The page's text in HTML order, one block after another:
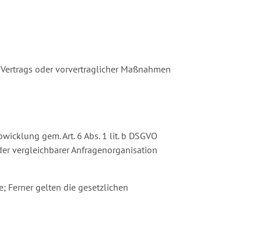
oder vorvertraglicher Maßnahmen
gem. Art. 6 Abs. 1 lit. b DSGVO
vergleichbarer Anfragenorganisation
Ferner gelten die gesetzlichen